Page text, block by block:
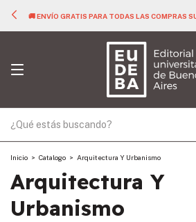
🚚 ENVÍO GRATIS PARA TODAS LAS COMPRAS
Inicio > Catalogo > Arquitectura Y Urbanismo
Arquitectura Y
Urbanismo